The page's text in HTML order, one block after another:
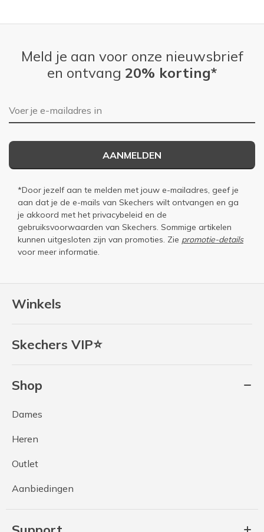
Winkels
Skechers VIP⭐
Shop
Dames
Heren
Outlet
Aanbiedingen
Meld je aan voor onze nieuwsbrief
en ontvang 20% korting*
E-mailadres
AANMELDEN
*Door jezelf aan te melden met jouw e-mailadres, geef je
aan dat je de e-mails van Skechers wilt ontvangen en ga
je akkoord met het privacybeleid en de
gebruiksvoorwaarden van Skechers. Sommige artikelen
kunnen uitgesloten zijn van promoties. Zie promotie-details
voor meer informatie.